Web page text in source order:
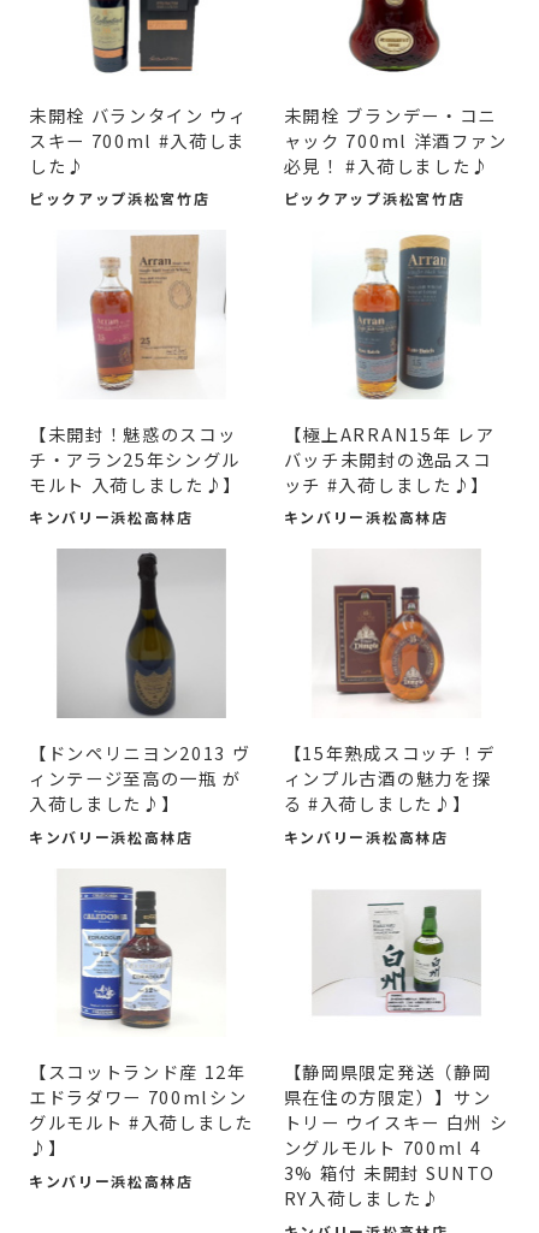
未開栓 バランタイン ウィ
スキー 700ml #入荷しま
した♪
ピックアップ浜松宮竹店
未開栓 ブランデー・コニ
ャック 700ml 洋酒ファン
必見！ #入荷しました♪
ピックアップ浜松宮竹店
【未開封！魅惑のスコッ
チ・アラン25年シングル
モルト 入荷しました♪】
キンバリー浜松高林店
【極上ARRAN15年 レア
バッチ未開封の逸品スコ
ッチ #入荷しました♪】
キンバリー浜松高林店
【ドンペリニヨン2013 ヴ
ィンテージ至高の一瓶 が
入荷しました♪】
キンバリー浜松高林店
【15年熟成スコッチ！デ
ィンプル古酒の魅力を探
る #入荷しました♪】
キンバリー浜松高林店
【スコットランド産 12年
エドラダワー 700mlシン
グルモルト #入荷しました
♪】
キンバリー浜松高林店
【静岡県限定発送（静岡
県在住の方限定）】サン
トリー ウイスキー 白州 シ
ングルモルト 700ml 4
3% 箱付 未開封 SUNTO
RY入荷しました♪